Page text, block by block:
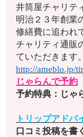
井筒屋チャリテ
明治２３年創業
修繕費に追われ
チャリティ通販
ていただきます。
http://ameblo.jp/
じゃらんで予約
予約特典：じゃ
トリップアドバ
口コミ投稿を書